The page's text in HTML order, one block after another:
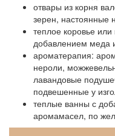
отвары из корня
зерен, настоянные
теплое коровье
добавлением меда
ароматерапия:
нероли,
лавандовые
подвешенные у
теплые ванны с
аромамасел, по